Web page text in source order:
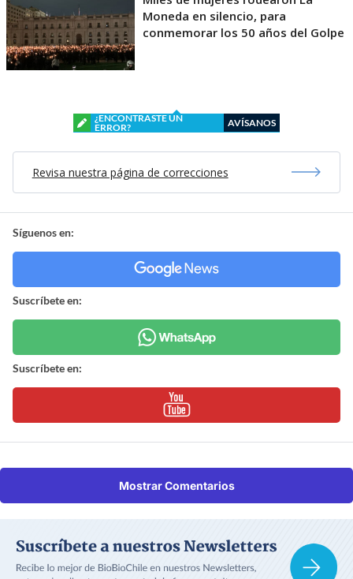
Moneda en silencio, para
conmemorar los 50 años del Golpe
¿ENCONTRASTE UN
ERROR?
AVÍSANOS
Revisa nuestra página de correcciones
Síguenos en:
Suscríbete en:
Suscríbete en:
Mostrar Comentarios